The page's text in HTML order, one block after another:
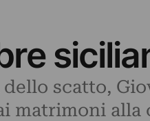
scatto,
matrimoni alla